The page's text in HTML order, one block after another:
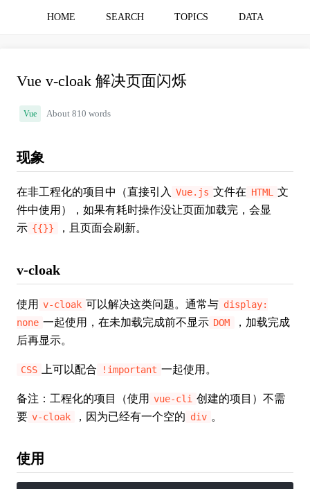
HOME SEARCH TOPICS DATA
Vue v-cloak 解决页面闪烁
Vue About 810 words
现象
在非工程化的项目中（直接引入 Vue.js 文件在 HTML
文
件中使用），如果有耗时操作没让页面加载完，会显
示 {{}} ，且页面会刷新。
v-cloak
使用 v-cloak 可以解决这类问题。通常与 display:
none 一起使用，在未加载完成前不显示 DOM
，加载完成
后再显示。
CSS 上可以配合 !important 一起使用。
备注：工程化的项目（使用 vue-cli 创建的项目）不需
要 v-cloak ，因为已经有一个空的 div 。
使用